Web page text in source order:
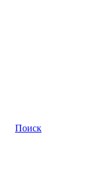
Поиск